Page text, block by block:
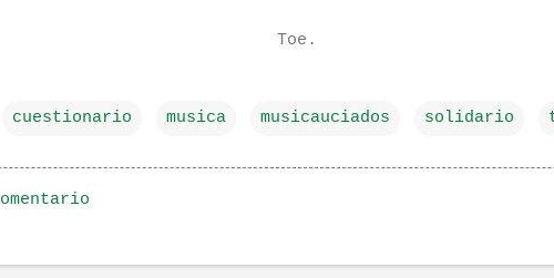
Toe.
cuestionario musica musicauciados solidario